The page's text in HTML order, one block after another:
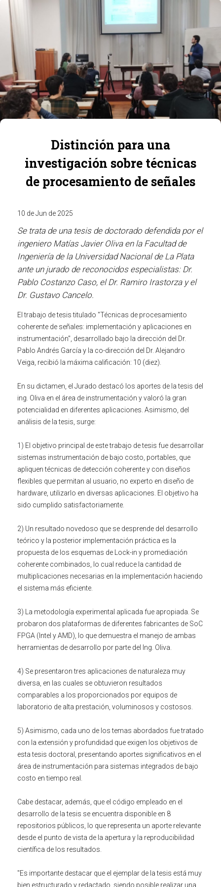
Distinción para una
investigación sobre técnicas
de procesamiento de señales
10 de Jun de 2025
Se trata de una tesis de doctorado defendida por el
ingeniero Matías Javier Oliva en la Facultad de
Ingeniería de la Universidad Nacional de La Plata
ante un jurado de reconocidos especialistas: Dr.
Pablo Costanzo Caso, el Dr. Ramiro Irastorza y el
Dr. Gustavo Cancelo.
El trabajo de tesis titulado "Técnicas de procesamiento
coherente de señales: implementación y aplicaciones en
instrumentación", desarrollado bajo la dirección del Dr.
Pablo Andrés García y la co-dirección del Dr. Alejandro
Veiga, recibió la máxima calificación: 10 (diez).
En su dictamen, el Jurado destacó los aportes de la tesis del
ing. Oliva en el área de instrumentación y valoró la gran
potencialidad en diferentes aplicaciones. Asimismo, del
análisis de la tesis, surge:
1) El objetivo principal de este trabajo de tesis fue desarrollar
sistemas instrumentación de bajo costo, portables, que
apliquen técnicas de detección coherente y con diseños
flexibles que permitan al usuario, no experto en diseño de
hardware, utilizarlo en diversas aplicaciones. El objetivo ha
sido cumplido satisfactoriamente.
2) Un resultado novedoso que se desprende del desarrollo
teórico y la posterior implementación práctica es la
propuesta de los esquemas de Lock-in y promediación
coherente combinados, lo cual reduce la cantidad de
multiplicaciones necesarias en la implementación haciendo
el sistema más eficiente.
3) La metodología experimental aplicada fue apropiada. Se
probaron dos plataformas de diferentes fabricantes de SoC
FPGA (Intel y AMD), lo que demuestra el manejo de ambas
herramientas de desarrollo por parte del Ing. Oliva.
4) Se presentaron tres aplicaciones de naturaleza muy
diversa, en las cuales se obtuvieron resultados
comparables a los proporcionados por equipos de
laboratorio de alta prestación, voluminosos y costosos.
5) Asimismo, cada uno de los temas abordados fue tratado
con la extensión y profundidad que exigen los objetivos de
esta tesis doctoral, presentando aportes significativos en el
área de instrumentación para sistemas integrados de bajo
costo en tiempo real.
Cabe destacar, además, que el código empleado en el
desarrollo de la tesis se encuentra disponible en 8
repositorios públicos, lo que representa un aporte relevante
desde el punto de vista de la apertura y la reproducibilidad
científica de los resultados.
"Es importante destacar que el ejemplar de la tesis está muy
bien estructurado y redactado, siendo posible realizar una